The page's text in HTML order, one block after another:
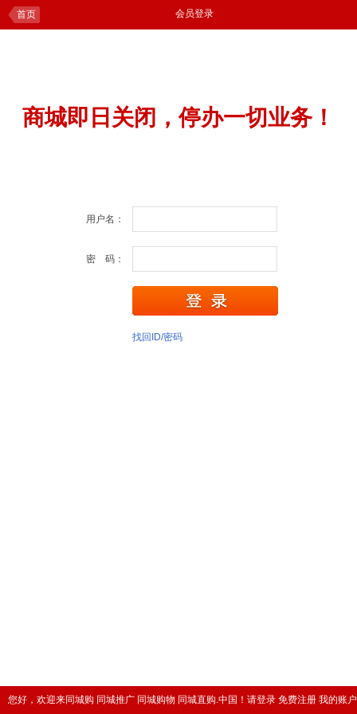
您好，欢迎来同城购 同城推广 同城购物 同城直购.中国！ 请登录 免费注册 我的账户
首页 会员登录
商城即日关闭，停办一切业务！
用户名：
密 码：
找回ID/密码